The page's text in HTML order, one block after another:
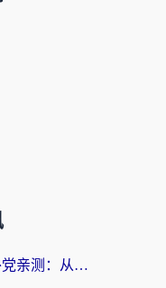
如何翻墙到中国免费？海外党亲测：从踩坑到选对加速器的全攻略